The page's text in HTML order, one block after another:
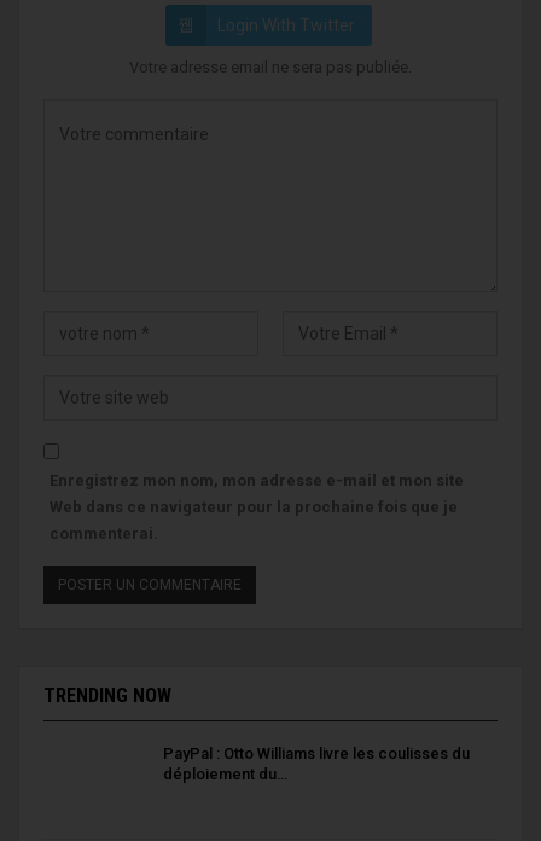
Login With Twitter
Votre adresse email ne sera pas publiée.
Enregistrez mon nom, mon adresse e-mail et mon site
Web dans ce navigateur pour la prochaine fois que je
commenterai.
TRENDING NOW
PayPal : Otto Williams livre les coulisses du
déploiement du…